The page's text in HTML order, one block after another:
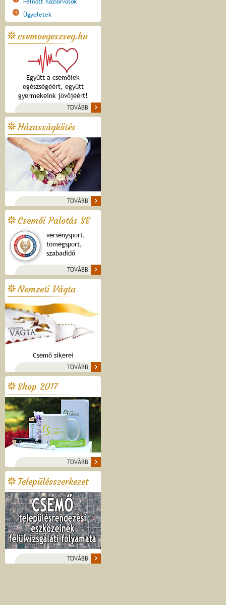
Felnőtt háziorvosok
Ügyeletek
csemoegeszseg.hu
Együtt a csemőiek
egészségéért, együtt
gyermekeink jövőjéért!
TOVÁBB
Házasságkötés
TOVÁBB
Csemői Palotás SE
versenysport,
tömegsport,
szabadidő
TOVÁBB
Nemzeti Vágta
Csemő sikerei
TOVÁBB
Shop 2017
TOVÁBB
Településszerkezet
TOVÁBB